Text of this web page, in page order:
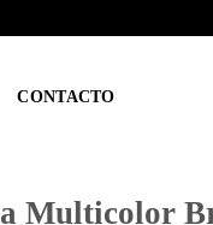
CONTACTO
Multicolor